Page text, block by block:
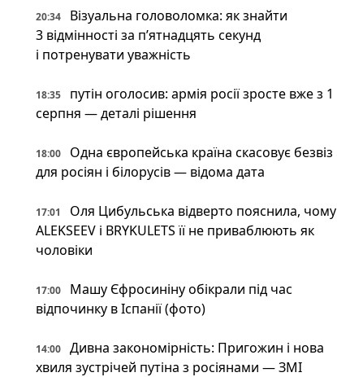
20:34
Візуальна головоломка: як знайти
3 відмінності за п’ятнадцять секунд
і потренувати уважність
18:35
путін оголосив: армія росії зросте вже з 1
серпня — деталі рішення
18:00
Одна європейська країна скасовує безвіз
для росіян і білорусів — відома дата
17:01
Оля Цибульська відверто пояснила, чому
ALEKSEEV і BRYKULETS її не приваблюють як
чоловіки
17:00
Машу Єфросиніну обікрали під час
відпочинку в Іспанії (фото)
14:00
Дивна закономірність: Пригожин і нова
хвиля зустрічей путіна з росіянами — ЗМІ